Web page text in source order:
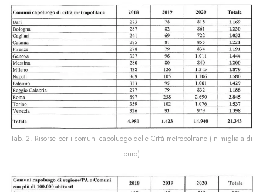
Tab. 2. Risorse per i comuni capoluogo delle Città metropolitane (in migliaia di
euro)